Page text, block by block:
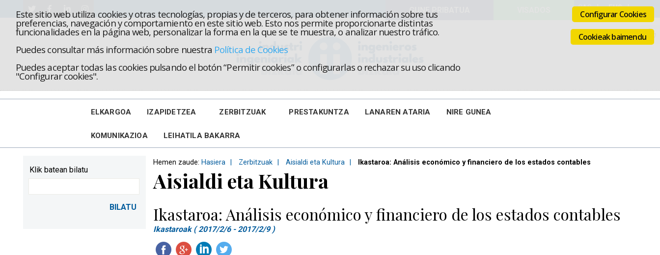
Este sitio web utiliza cookies y otras tecnologías, propias y de terceros, para obtener información sobre tus
preferencias, navegación y comportamiento en este sitio web. Esto nos permite proporcionarte distintas
funcionalidades en la página web, personalizar la forma en la que se te muestra, o analizar nuestro tráfico.
Puedes consultar más información sobre nuestra Política de Cookies
Puedes aceptar todas las cookies pulsando el botón “Permitir cookies” o configurarlas o rechazar su uso clicando
"Configurar cookies".
Configurar Cookies
Cookieak baimendu
ELKARGOA IZAPIDETZEA ZERBITZUAK PRESTAKUNTZA LANAREN ATARIA NIRE GUNEA
KOMUNIKAZIOA LEIHATILA BAKARRA
Hemen zaude: Hasiera Zerbitzuak Aisialdi eta Kultura Ikastaroa: Análisis económico y financiero de los estados contables
Aisialdi eta Kultura
Ikastaroa: Análisis económico y financiero de los estados contables
Ikastaroak ( 2017/2/6 - 2017/2/9 )
Klik batean bilatu